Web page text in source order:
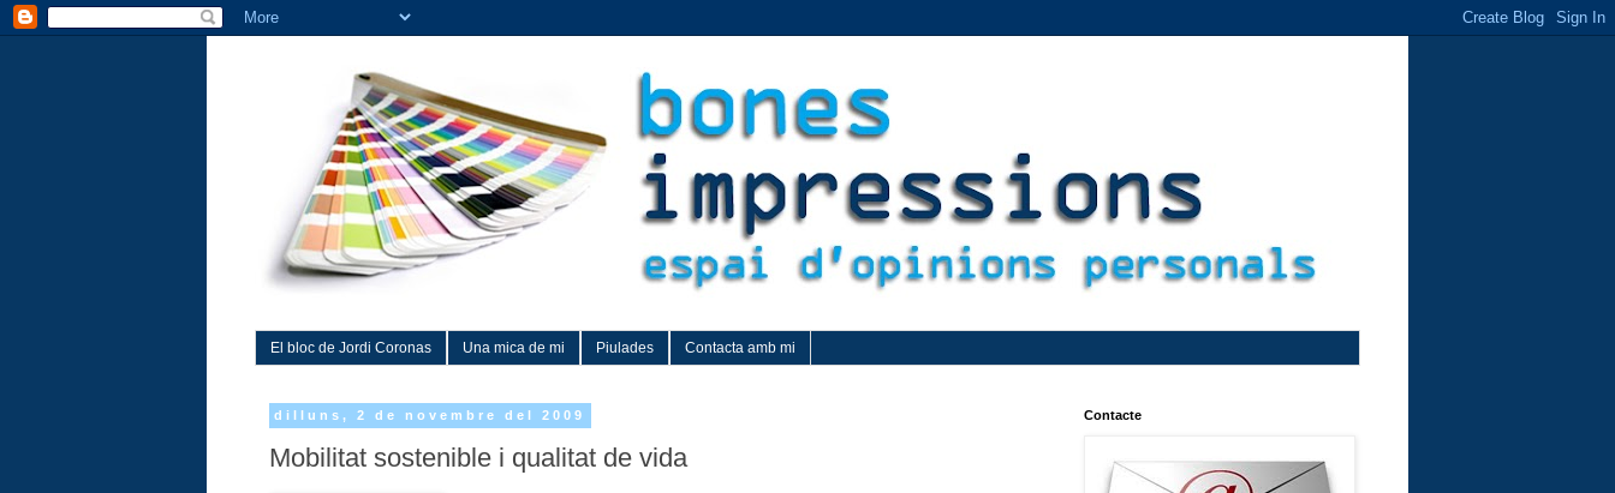
El bloc de Jordi Coronas Una mica de mi Piulades Contacta amb mi
dilluns, 2 de novembre del 2009
Mobilitat sostenible i qualitat de vida
Contacte